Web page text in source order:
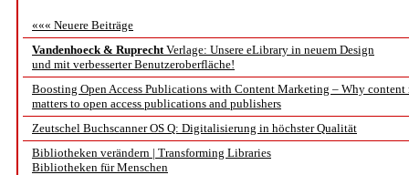
««« Neuere Beiträge
Vandenhoeck & RuprechtVerlage: Unsere eLibrary in neuem Design
und mit verbesserter Benutzeroberfläche!
Boosting Open Access Publications with Content Marketing – Why content
matters to open access publications and publishers
Zeutschel Buchscanner OS Q: Digitalisierung in höchster Qualität
Bibliotheken verändern | Transforming Libraries
Bibliotheken für Menschen